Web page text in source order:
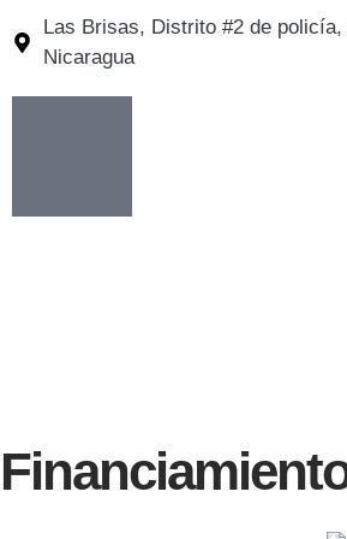
Las Brisas, Distrito #2 de
Nicaragua